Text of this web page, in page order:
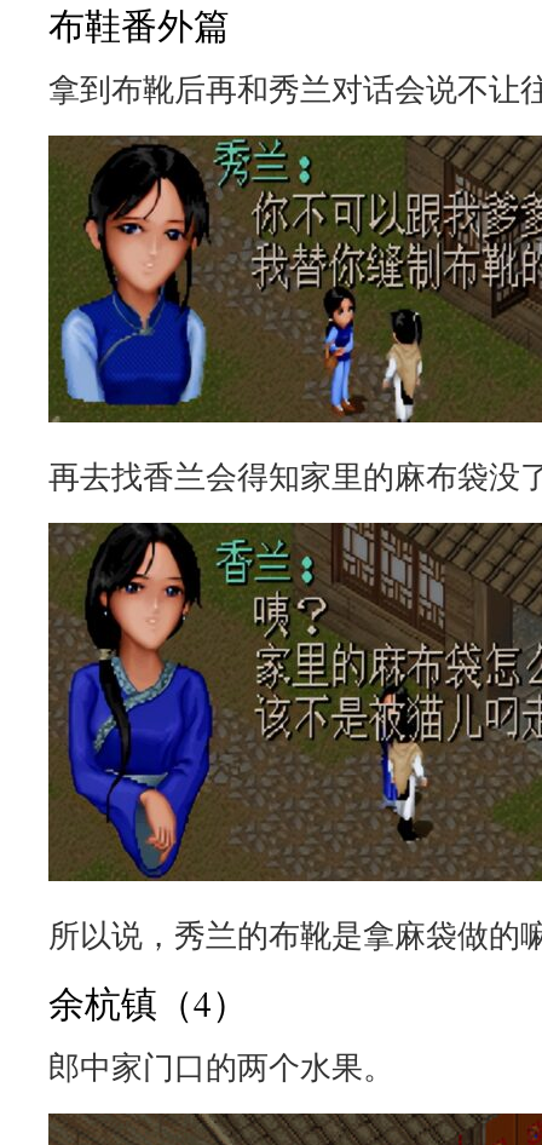
布鞋番外篇
拿到布靴后再和秀兰对话会说不让
再去找香兰会得知家里的麻布袋没
所以说，秀兰的布靴是拿麻袋做的
余杭镇（4）
郎中家门口的两个水果。